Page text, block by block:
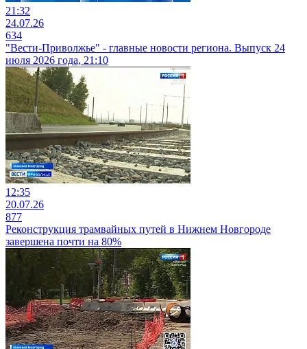
21:32
24.07.26
634
"Вести-Приволжье" - главные новости региона. Выпуск 24
июля 2026 года, 21:10
12:35
20.07.26
877
Реконструкция трамвайных путей в Нижнем Новгороде
завершена почти на 80%